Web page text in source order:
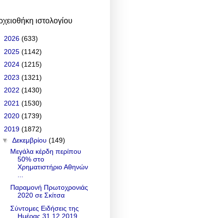
ιστολογίου
2026 (633)
2025 (1142)
2024 (1215)
2023 (1321)
2022 (1430)
2021 (1530)
2020 (1739)
2019 (1872)
▼ Δεκεμβρίου (149)
Μεγάλα κέρδη περίπου
50% στο
Χρηματιστήριο Αθηνών
Παραμονή Πρωτοχρονιάς
2020 σε Σκίτσα
Σύντομες Ειδήσεις της
Ημέρας 31.12.2019